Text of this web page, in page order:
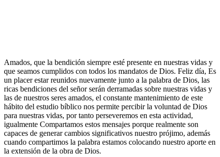
Amados, que la bendición siempre esté presente en nuestras vidas y
que seamos cumplidos con todos los mandatos de Dios. Feliz día, Es
un placer estar reunidos nuevamente junto a la palabra de Dios, las
ricas bendiciones del señor serán derramadas sobre nuestras vidas y
las de nuestros seres amados, el constante mantenimiento de este
hábito del estudio bíblico nos permite percibir la voluntad de Dios
para nuestras vidas, por tanto perseveremos en esta actividad,
igualmente Compartamos estos mensajes porque realmente son
capaces de generar cambios significativos nuestro prójimo, además
cuando compartimos la palabra estamos colocando nuestro aporte en
la extensión de la obra de Dios.